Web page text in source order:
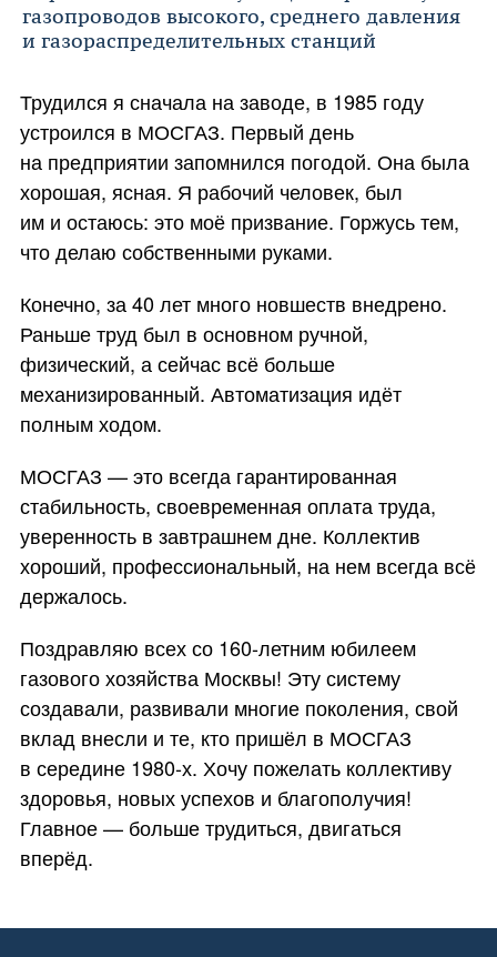
газопроводов высокого, среднего давления
и газораспределительных станций
Трудился я сначала на заводе, в 1985 году
устроился в МОСГАЗ. Первый день
на предприятии запомнился погодой. Она была
хорошая, ясная. Я рабочий человек, был
им и остаюсь: это моё призвание. Горжусь тем,
что делаю собственными руками.
Конечно, за 40 лет много новшеств внедрено.
Раньше труд был в основном ручной,
физический, а сейчас всё больше
механизированный. Автоматизация идёт
полным ходом.
МОСГАЗ — это всегда гарантированная
стабильность, своевременная оплата труда,
уверенность в завтрашнем дне. Коллектив
хороший, профессиональный, на нем всегда всё
держалось.
Поздравляю всех со 160-летним юбилеем
газового хозяйства Москвы! Эту систему
создавали, развивали многие поколения, свой
вклад внесли и те, кто пришёл в МОСГАЗ
в середине 1980-х. Хочу пожелать коллективу
здоровья, новых успехов и благополучия!
Главное — больше трудиться, двигаться
вперёд.